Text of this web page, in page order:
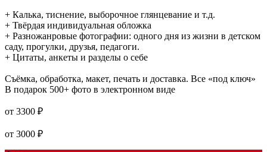
+ Калька, тиснение, выборочное глянцевание и т.д.
+ Твёрдая индивидуальная обложка
+ Разножанровые фотографии: одного дня из жизни в детском
саду, прогулки, друзья, педагоги.
+ Цитаты, анкеты и разделы о себе
Съёмка, обработка, макет, печать и доставка. Все «под ключ»
В подарок 500+ фото в электронном виде
от 3300 ₽
от 3000 ₽